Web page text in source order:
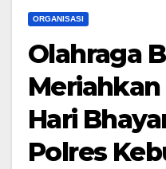
ORGANISASI
Olahraga
Hari
Polres